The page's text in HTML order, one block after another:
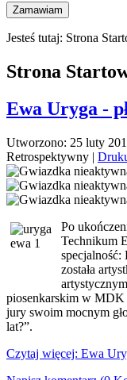
Zamawiam
Jesteś tutaj: Strona
Strona
Ewa Uryga -
Utworzono: 25 luty
Retrospektywny |
Po
Technikum
specjalność:
została
piosenkarskim w MDK
jury swoim mocnym
lat?”.
Czytaj więcej: Ewa